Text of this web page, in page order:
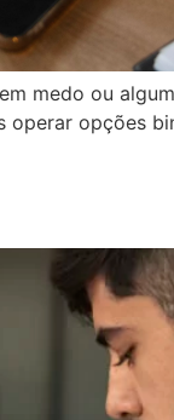
medo ou
opções